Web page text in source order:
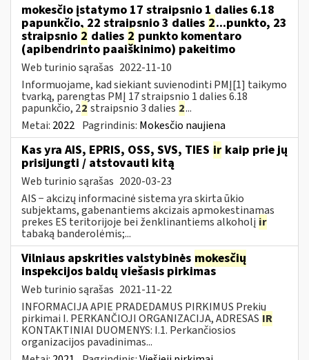
mokesčio įstatymo 17 straipsnio 1 dalies 6.18
papunkčio, 22 straipsnio 3 dalies 2...punkto, 23
straipsnio 2 dalies 2 punkto komentaro
(apibendrinto paaiškinimo) pakeitimo
Web turinio sąrašas 2022-11-10
Informuojame, kad siekiant suvienodinti PMĮ[1] taikymo
tvarką, parengtas PMĮ 17 straipsnio 1 dalies 6.18
papunkčio, 22 straipsnio 3 dalies 2...
Metai: 2022 Pagrindinis: Mokesčio naujiena
Kas yra AIS, EPRIS, OSS, SVS, TIES ir kaip prie jų
prisijungti / atstovauti kitą
Web turinio sąrašas 2020-03-23
AIS − akcizų informacinė sistema yra skirta ūkio
subjektams, gabenantiems akcizais apmokestinamas
prekes ES teritorijoje bei ženklinantiems alkoholį ir
tabaką banderolėmis;...
Vilniaus apskrities valstybinės mokesčių
inspekcijos baldų viešasis pirkimas
Web turinio sąrašas 2021-11-22
INFORMACIJA APIE PRADEDAMUS PIRKIMUS Prekių
pirkimai I. PERKANČIOJI ORGANIZACIJA, ADRESAS IR
KONTAKTINIAI DUOMENYS: I.1. Perkančiosios
organizacijos pavadinimas...